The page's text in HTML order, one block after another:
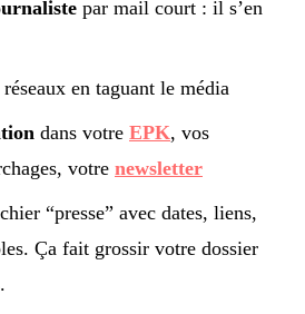
par mail court : il s’en
en taguant le média
dans votre EPK, vos
votre newsletter
“presse” avec dates, liens,
Ça fait grossir votre dossier